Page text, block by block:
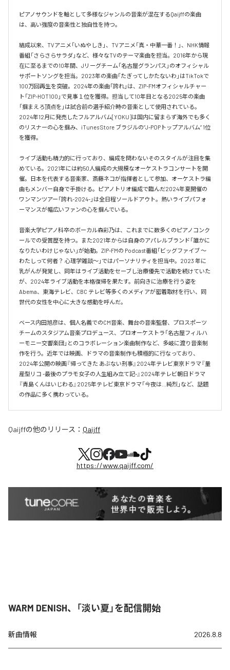
ピアノサウンドを軸として多様なジャンルの音楽が混在するQaijffの楽曲
は、高い強度の音楽性と独自性を持つ。
結成以来、TVアニメ「いぬやしき」、TVアニメ「真・中華一番！」、NHK情報
番組「さらさらサラダ」など、様々なTVのテーマ楽曲を担当。2016年から現
在に至るまでの10年間、Jリーグチーム「名古屋グランパス」のオフィシャル
サポートソングを担当。2023年の楽曲「たぎってしかたないわ」はTikTokで
100万回再生を突破。2024年の楽曲「誇れ」は、ZIP-FMオフィシャルチャー
ト「ZIP-HOT100」で見事１位を獲得。担当して10年目となる2025年の楽曲
「掴まえろ頂点を」は試合前の選手紹介時の音楽として使用されている。
2024年12月に発売したフルアルバム[YOKU]は国内に留まらず海外でも多く
のリスナーの心を掴み、iTunes Store ブラジルの”J-POPトップアルバム” 1位
を獲得。
ライブ活動も精力的に行っており、編成を問わないそのスタイルが注目を集
めている。2021年には約50人編成の大規模なオーケストラコンサートを開
催。日本を代表する音楽家、斎藤ネコが指揮者として参加、オーケストラ編
曲もメンバー自身で手掛ける。ピアノトリオ編成で臨んだ2024年夏開催の
ワンマンツアー「誇れ-2024-」は全日程ソールドアウト。熱いライブパフォ
ーマンスが幅広いファンの心を掴んでいる。
音楽大学ピアノ科卒のボーカル森彩乃は、これまでに数多くのピアノコンク
ールでの受賞歴を持つ。また2021年からは自身のアパレルブランド「誰かに
なりたいわけじゃない」が始動。ZIP-FMの Podcast番組「ビッグファイブ 〜
わたしって何者？ 心理学雑談〜」ではパーソナリティを担当中。2023 年に
乳がんが発覚し、同年はライブ活動をセーブし治療優先で活動を続けていた
が、2024年ライブ活動を本格復帰を果たす。前向きに治療を行う姿を
Abema、東海テレビ、CBC テレビ等多くのメディアが密着取材を行い、同
世代の女性を中心に大きな感動を呼んだ。
ベース内田旭彦は、個人名義でのCM音楽、舞台の音楽監督、プロスポーツ
チームのスタジアム音楽プロデュース、プロオーケストラ「名古屋フィルハ
ーモニー交響楽団」とのコラボレーション楽曲制作など、多岐に渡り音楽制
作を行う。近年では映画、ドラマの音楽制作も積極的に行なっており、
2024年公開の映画『帰ってきた あぶない刑事』2024年テレビ東京ドラマ『量
産型リコ -最後のプラモ女子の人生組み立て記-』2024年テレビ朝日ドラマ
『青島くんはいじわる』2025年テレビ東京ドラマ「今夜は…純烈」など、話題
の作品に多く携わっている。
Qaijffの他のリリース： Qaijff
https://www.qaijff.com/
WARM DENISH、「淡い夏」を配信開始
新曲情報 2026.8.8